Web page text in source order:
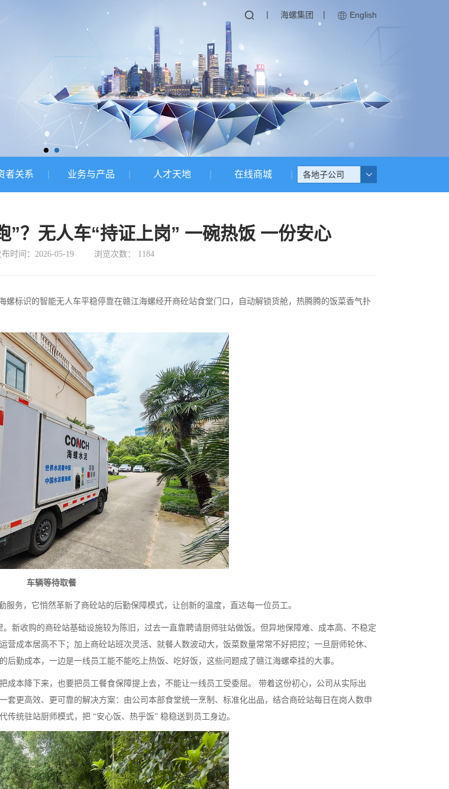
| 海螺集团 | English
者关系 业务与产品 人才天地 在线商城 各地子公司
”？无人车“持证上岗” 一碗热饭 一份安心
布时间：2026-05-19 浏览次数： 1184
识的智能无人车平稳停靠在赣江海螺经开商砼站食堂门口，自动解锁货舱，热腾腾的饭菜香气扑
车辆等待取餐
，它悄然革新了商砼站的后勤保障模式，让创新的温度，直达每一位员工。
收购的商砼站基础设施较为陈旧，过去一直靠聘请厨师驻站做饭。但异地保障难、成本高、不稳定
成本居高不下；加上商砼站班次灵活、就餐人数波动大，饭菜数量常常不好把控；一旦厨师轮休、
勤成本，一边是一线员工能不能吃上热饭、吃好饭，这些问题成了赣江海螺牵挂的大事。
本降下来，也要把员工餐食保障提上去，不能让一线员工受委屈。 带着这份初心，公司从实际出
更高效、更可靠的解决方案：由公司本部食堂统一烹制、标准化出品，结合商砼站每日在岗人数申
统驻站厨师模式，把 “安心饭、热乎饭” 稳稳送到员工身边。